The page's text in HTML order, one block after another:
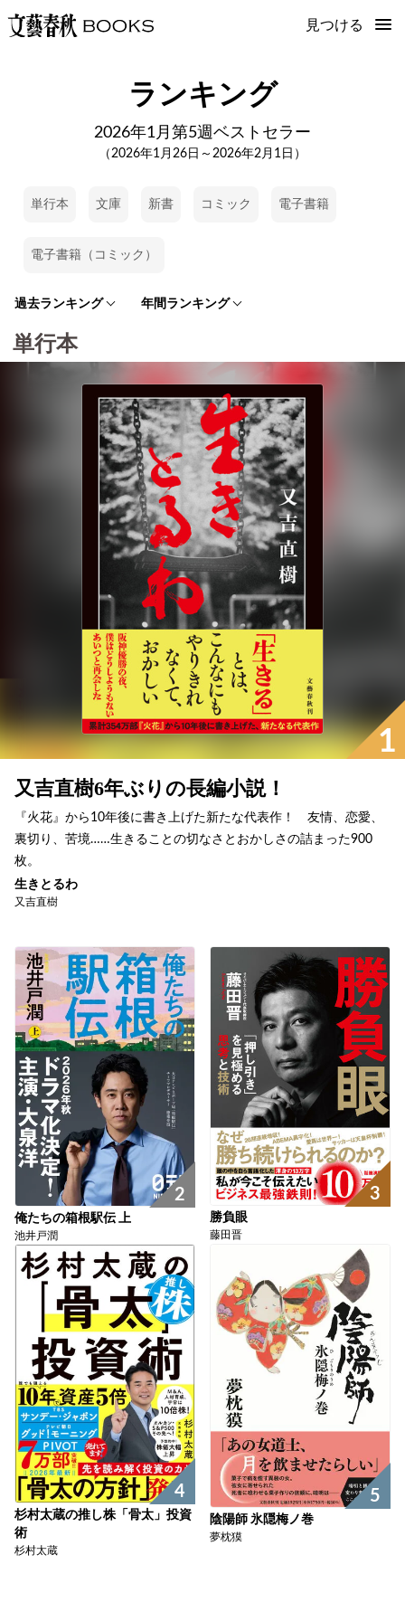
見つける
ランキング
2026年1月第5週ベストセラー
（2026年1月26日～2026年2月1日）
単行本 文庫 新書 コミック 電子書籍
電子書籍（コミック）
過去ランキング 年間ランキング
単行本
1
又吉直樹6年ぶりの長編小説！
『火花』から10年後に書き上げた新たな代表作！ 友情、恋愛、
裏切り、苦境……生きることの切なさとおかしさの詰まった900
枚。
生きとるわ
又吉直樹
2
俺たちの箱根駅伝 上
池井戸潤
3
勝負眼
藤田晋
4
杉村太蔵の推し株「骨太」投資
術
杉村太蔵
5
陰陽師 氷隠梅ノ巻
夢枕獏